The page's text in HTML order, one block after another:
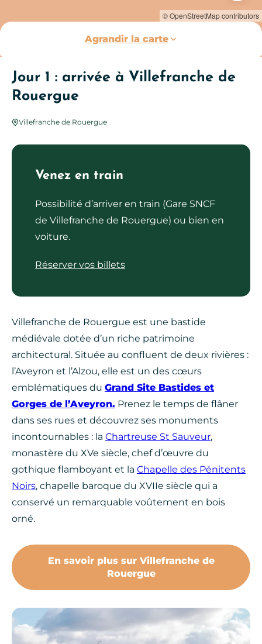
Jour 1 : arrivée à Villefranche de
Rouergue
Villefranche de Rouergue
Venez en train
Possibilité d’arriver en train (Gare SNCF
de Villefranche de Rouergue) ou bien en
voiture.
Réserver vos billets
Villefranche de Rouergue est une bastide
médiévale dotée d’un riche patrimoine
architectural. Située au confluent de deux rivières :
l’Aveyron et l’Alzou, elle est un des cœurs
emblématiques du Grand Site Bastides et
Gorges de l’Aveyron. Prenez le temps de flâner
dans ses rues et découvrez ses monuments
incontournables : la Chartreuse St Sauveur,
monastère du XVe siècle, chef d’œuvre du
gothique flamboyant et la Chapelle des Pénitents
Noirs, chapelle baroque du XVIIe siècle qui a
conservé un remarquable voûtement en bois
orné.
En savoir plus sur Villefranche de
Rouergue
© OpenStreetMap contributors
Agrandir la carte